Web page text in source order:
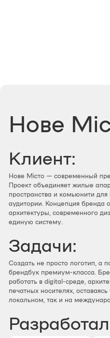
Нове
Клиент:
Нове Місто — современный
Проект объединяет жилые
пространства и комьюнити
аудитории. Концепция бренда
архитектуры, современного
единую систему.
Задачи:
Создать не просто логотип, а
брендбук премиум-класса.
работать в digital-среде,
печатных носителях,
локальном, так и на